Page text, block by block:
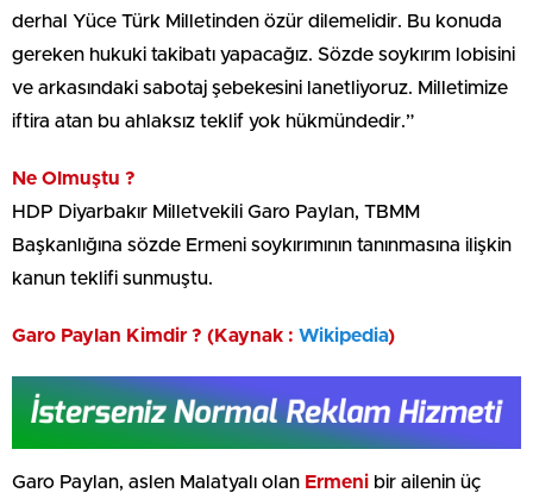
derhal Yüce Türk Milletinden özür dilemelidir. Bu konuda
gereken hukuki takibatı yapacağız. Sözde soykırım lobisini
ve arkasındaki sabotaj şebekesini lanetliyoruz. Milletimize
iftira atan bu ahlaksız teklif yok hükmündedir.”
Ne Olmuştu ?
HDP Diyarbakır Milletvekili Garo Paylan, TBMM
Başkanlığına sözde Ermeni soykırımının tanınmasına ilişkin
kanun teklifi sunmuştu.
Garo Paylan Kimdir ? (Kaynak : Wikipedia)
Garo Paylan, aslen Malatyalı olan Ermeni bir ailenin üç